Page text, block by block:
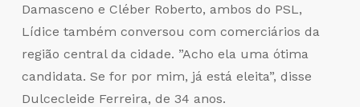
Damasceno e Cléber Roberto, ambos do PSL,
Lídice também conversou com comerciários da
região central da cidade. ”Acho ela uma ótima
candidata. Se for por mim, já está eleita”, disse
Dulcecleide Ferreira, de 34 anos.